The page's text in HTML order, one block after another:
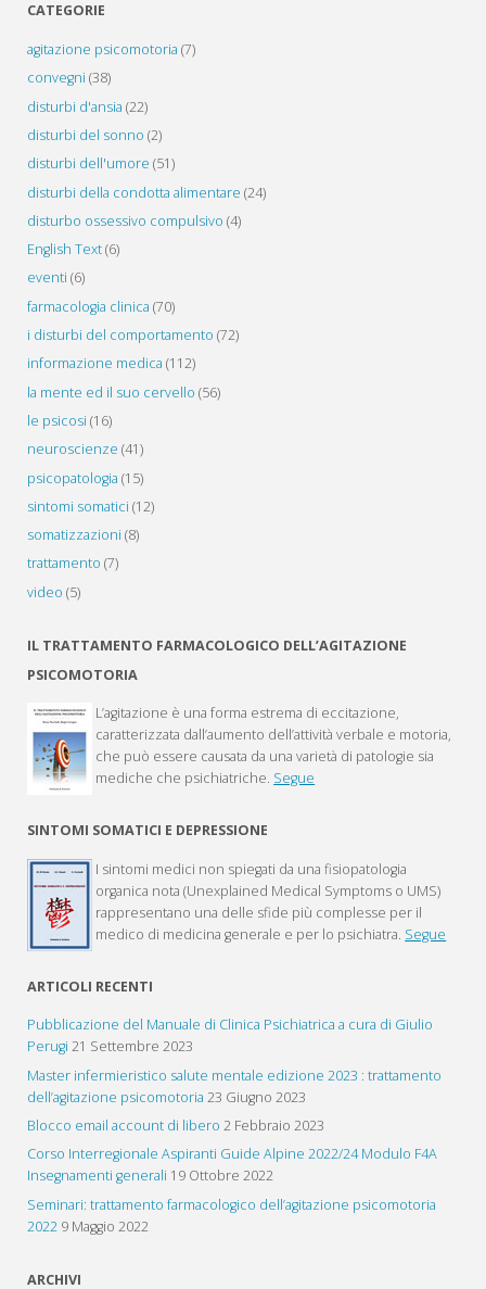
CATEGORIE
agitazione psicomotoria (7)
convegni (38)
disturbi d'ansia (22)
disturbi del sonno (2)
disturbi dell'umore (51)
disturbi della condotta alimentare (24)
disturbo ossessivo compulsivo (4)
English Text(6)
eventi (6)
farmacologia clinica (70)
i disturbi del comportamento (72)
informazione medica (112)
la mente ed il suo cervello (56)
le psicosi (16)
neuroscienze (41)
psicopatologia (15)
sintomi somatici (12)
somatizzazioni (8)
trattamento (7)
video (5)
IL TRATTAMENTO FARMACOLOGICO DELL’AGITAZIONE
PSICOMOTORIA
L’agitazione è una forma estrema di eccitazione,
caratterizzata dall’aumento dell’attività verbale e motoria,
che può essere causata da una varietà di patologie sia
mediche che psichiatriche. Segue
SINTOMI SOMATICI E DEPRESSIONE
I sintomi medici non spiegati da una fisiopatologia
organica nota (Unexplained Medical Symptoms o UMS)
rappresentano una delle sfide più complesse per il
medico di medicina generale e per lo psichiatra. Segue
ARTICOLI RECENTI
Pubblicazione del Manuale di Clinica Psichiatrica a cura di Giulio
Perugi 21 Settembre 2023
Master infermieristico salute mentale edizione 2023 : trattamento
dell’agitazione psicomotoria 23 Giugno 2023
Blocco email account di libero 2 Febbraio 2023
Corso Interregionale Aspiranti Guide Alpine 2022/24 Modulo F4A
Insegnamenti generali 19 Ottobre 2022
Seminari: trattamento farmacologico dell’agitazione psicomotoria
2022 9 Maggio 2022
ARCHIVI